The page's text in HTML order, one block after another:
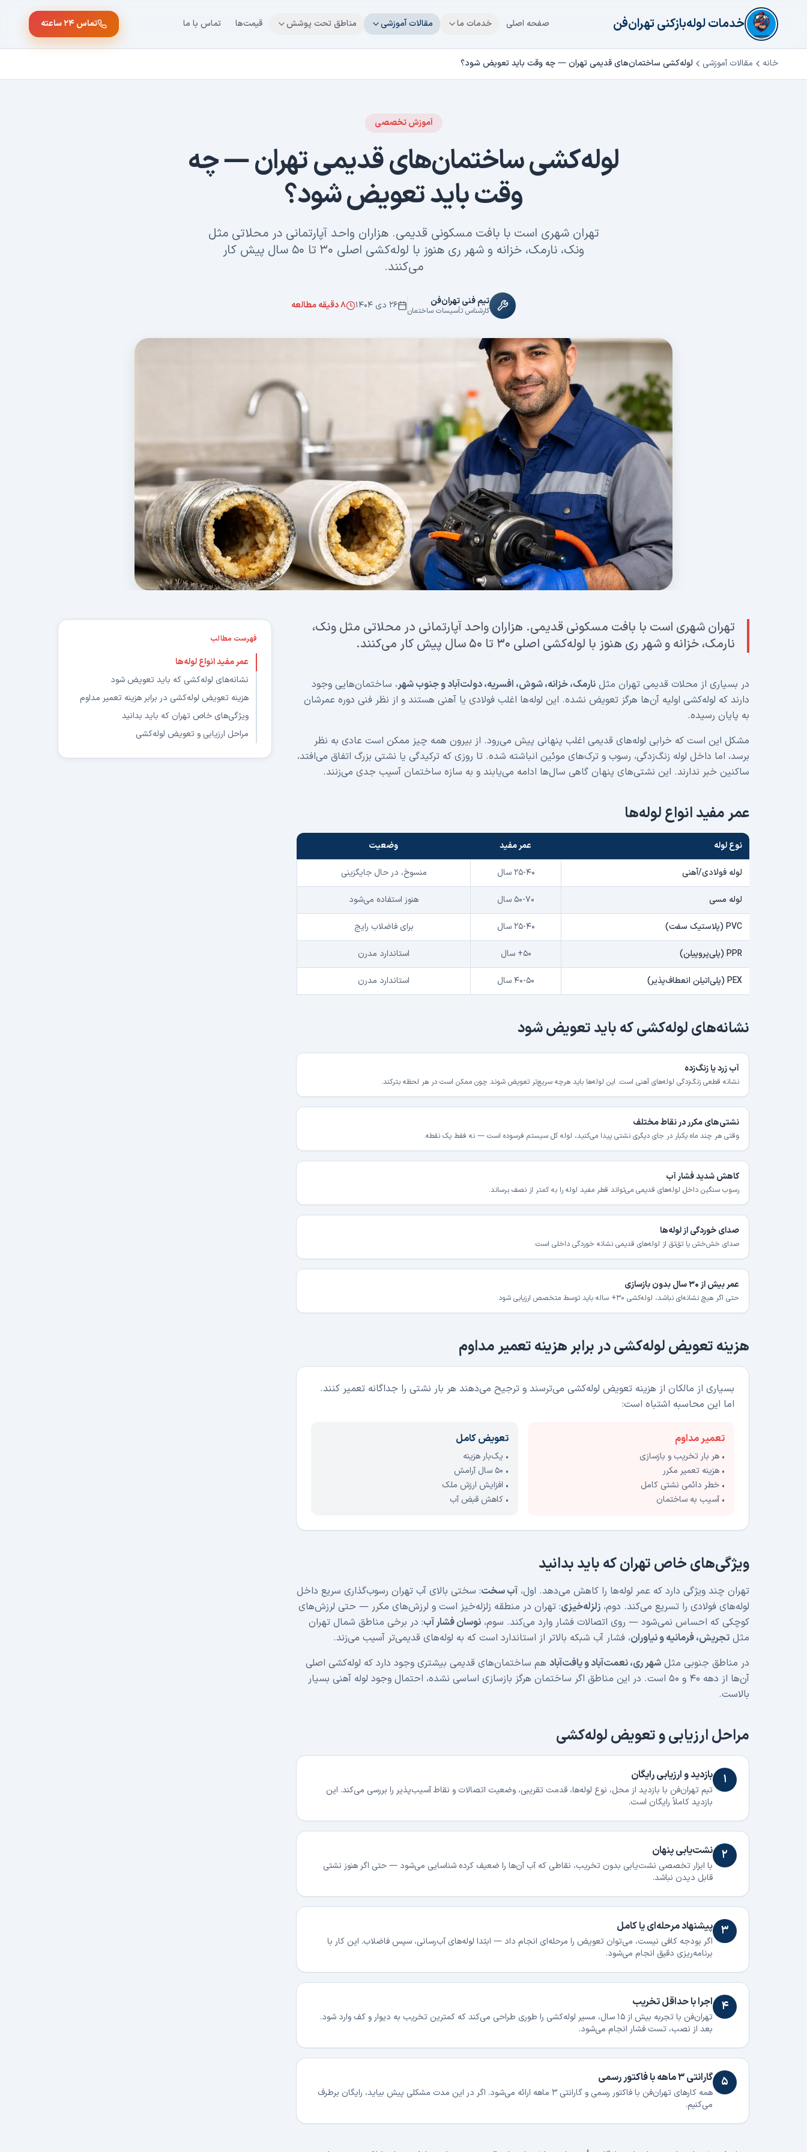
رفتن به محتوای اصلی
خدمات لوله‌بازکنی تهران‌فن صفحه اصلی خدمات ما مقالات آموزشی مناطق تحت پوشش قیمت‌ها تماس با ما تماس ۲۴ ساعته
خانه مقالات آموزشی لوله‌کشی ساختمان‌های قدیمی تهران — چه وقت باید تعویض شود؟
آموزش تخصصی
لوله‌کشی ساختمان‌های قدیمی تهران — چه
وقت باید تعویض شود؟
تهران شهری است با بافت مسکونی قدیمی. هزاران واحد آپارتمانی در محلاتی مثل
ونک، نارمک، خزانه و شهر ری هنوز با لوله‌کشی اصلی ۳۰ تا ۵۰ سال پیش کار
می‌کنند.
تیم فنی تهران‌فن
کارشناس تأسیسات ساختمان ۲۶ دی ۱۴۰۴ ۸دقیقه مطالعه
تهران شهری است با بافت مسکونی قدیمی. هزاران واحد آپارتمانی در محلاتی مثل ونک،
نارمک، خزانه و شهر ری هنوز با لوله‌کشی اصلی ۳۰ تا ۵۰ سال پیش کار می‌کنند.
در بسیاری از محلات قدیمی تهران مثل نارمک، خزانه، شوش، افسریه، دولت‌آباد و جنوب شهر، ساختمان‌هایی وجود
دارند که لوله‌کشی اولیه آن‌ها هرگز تعویض نشده. این لوله‌ها اغلب فولادی یا آهنی هستند و از نظر فنی دوره عمرشان
به پایان رسیده.
مشکل این است که خرابی لوله‌های قدیمی اغلب پنهانی پیش می‌رود. از بیرون همه چیز ممکن است عادی به نظر
برسد، اما داخل لوله زنگ‌زدگی، رسوب و ترک‌های موئین انباشته شده. تا روزی که ترکیدگی یا نشتی بزرگ اتفاق می‌افتد،
ساکنین خبر ندارند. این نشتی‌های پنهان گاهی سال‌ها ادامه می‌یابند و به سازه ساختمان آسیب جدی می‌زنند.
عمر مفید انواع لوله‌ها
نوع لوله عمر مفید وضعیت
لوله فولادی/آهنی ۲۵-۴۰ سال منسوخ، در حال جایگزینی
لوله مسی ۵۰-۷۰ سال هنوز استفاده می‌شود
PVC (پلاستیک سفت) ۲۵-۴۰ سال برای فاضلاب رایج
PPR (پلی‌پروپیلن) ۵۰+ سال استاندارد مدرن
PEX (پلی‌اتیلن انعطاف‌پذیر) ۴۰-۵۰ سال استاندارد مدرن
نشانه‌های لوله‌کشی که باید تعویض شود
آب زرد یا زنگ‌زده
نشانه قطعی زنگ‌زدگی لوله‌های آهنی است. این لوله‌ها باید هرچه سریع‌تر تعویض شوند چون ممکن است در هر لحظه بترکند.
نشتی‌های مکرر در نقاط مختلف
وقتی هر چند ماه یکبار در جای دیگری نشتی پیدا می‌کنید، لوله کل سیستم فرسوده است — نه فقط یک نقطه.
کاهش شدید فشار آب
رسوب سنگین داخل لوله‌های قدیمی می‌تواند قطر مفید لوله را به کمتر از نصف برساند.
صدای خوردگی از لوله‌ها
صدای خش‌خش یا تق‌تق از لوله‌های قدیمی نشانه خوردگی داخلی است.
عمر بیش از ۳۰ سال بدون بازسازی
حتی اگر هیچ نشانه‌ای نباشد، لوله‌کشی ۳۰+ ساله باید توسط متخصص ارزیابی شود.
هزینه تعویض لوله‌کشی در برابر هزینه تعمیر مداوم
بسیاری از مالکان از هزینه تعویض لوله‌کشی می‌ترسند و ترجیح می‌دهند هر بار نشتی را جداگانه تعمیر کنند.
اما این محاسبه اشتباه است:
تعمیر مداوم
• هر بار تخریب و بازسازی
• هزینه تعمیر مکرر
• خطر دائمی نشتی کامل
• آسیب به ساختمان
تعویض کامل
• یک‌بار هزینه
• ۵۰ سال آرامش
• افزایش ارزش ملک
• کاهش قبض آب
ویژگی‌های خاص تهران که باید بدانید
تهران چند ویژگی دارد که عمر لوله‌ها را کاهش می‌دهد. اول، آب سخت: سختی بالای آب تهران رسوب‌گذاری سریع داخل
لوله‌های فولادی را تسریع می‌کند. دوم، زلزله‌خیزی: تهران در منطقه زلزله‌خیز است و لرزش‌های مکرر — حتی لرزش‌های
کوچکی که احساس نمی‌شود — روی اتصالات فشار وارد می‌کند. سوم، نوسان فشار آب: در برخی مناطق شمال تهران
مثل تجریش، فرمانیه و نیاوران، فشار آب شبکه بالاتر از استاندارد است که به لوله‌های قدیمی‌تر آسیب می‌زند.
در مناطق جنوبی مثل شهر ری، نعمت‌آباد و یافت‌آباد هم ساختمان‌های قدیمی بیشتری وجود دارد که لوله‌کشی اصلی
آن‌ها از دهه ۴۰ و ۵۰ است. در این مناطق اگر ساختمان هرگز بازسازی اساسی نشده، احتمال وجود لوله آهنی بسیار
بالاست.
مراحل ارزیابی و تعویض لوله‌کشی
۱ بازدید و ارزیابی رایگان
تیم تهران‌فن با بازدید از محل، نوع لوله‌ها، قدمت تقریبی، وضعیت اتصالات و نقاط آسیب‌پذیر را بررسی می‌کند. این
بازدید کاملاً رایگان است.
۲ نشت‌یابی پنهان
با ابزار تخصصی نشت‌یابی بدون تخریب، نقاطی که آب آن‌ها را ضعیف کرده شناسایی می‌شود — حتی اگر هنوز نشتی
قابل دیدن نباشد.
۳ پیشنهاد مرحله‌ای یا کامل
اگر بودجه کافی نیست، می‌توان تعویض را مرحله‌ای انجام داد — ابتدا لوله‌های آب‌رسانی، سپس فاضلاب. این کار با
برنامه‌ریزی دقیق انجام می‌شود.
۴ اجرا با حداقل تخریب
تهران‌فن با تجربه بیش از ۱۵ سال، مسیر لوله‌کشی را طوری طراحی می‌کند که کمترین تخریب به دیوار و کف وارد شود.
بعد از نصب، تست فشار انجام می‌شود.
۵ گارانتی ۳ ماهه با فاکتور رسمی
همه کارهای تهران‌فن با فاکتور رسمی و گارانتی ۳ ماهه ارائه می‌شود. اگر در این مدت مشکلی پیش بیاید، رایگان برطرف
می‌کنیم.
فهرست مطالب
عمر مفید انواع لوله‌ها
نشانه‌های لوله‌کشی که باید تعویض شود
هزینه تعویض لوله‌کشی در برابر هزینه تعمیر مداوم
ویژگی‌های خاص تهران که باید بدانید
مراحل ارزیابی و تعویض لوله‌کشی